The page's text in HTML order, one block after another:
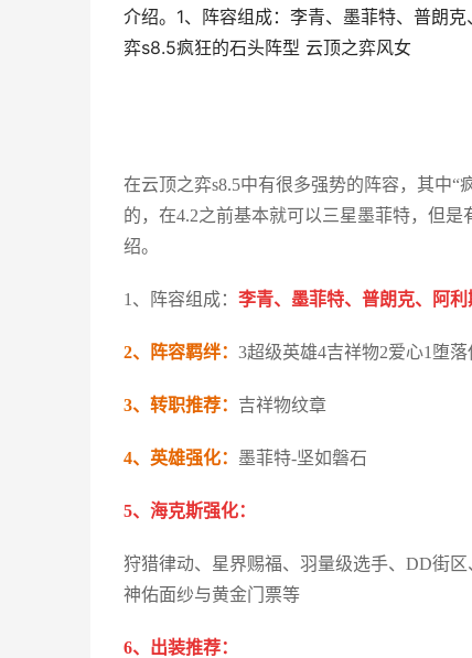
介绍。1、阵容组成：李青、墨菲特、普朗
弈s8.5疯狂的石头阵型 云顶之弈风女
在云顶之弈s8.5中有很多强势的阵容，其中
的，在4.2之前基本就可以三星墨菲特，但
绍。
1、阵容组成： 李青、墨菲特、普朗克、阿
2、阵容羁绊： 3超级英雄4吉祥物2爱心1堕
3、转职推荐： 吉祥物纹章
4、英雄强化： 墨菲特-坚如磐石
5、海克斯强化：
狩猎律动、星界赐福、羽量级选手、DD街
神佑面纱与黄金门票等
6、出装推荐：